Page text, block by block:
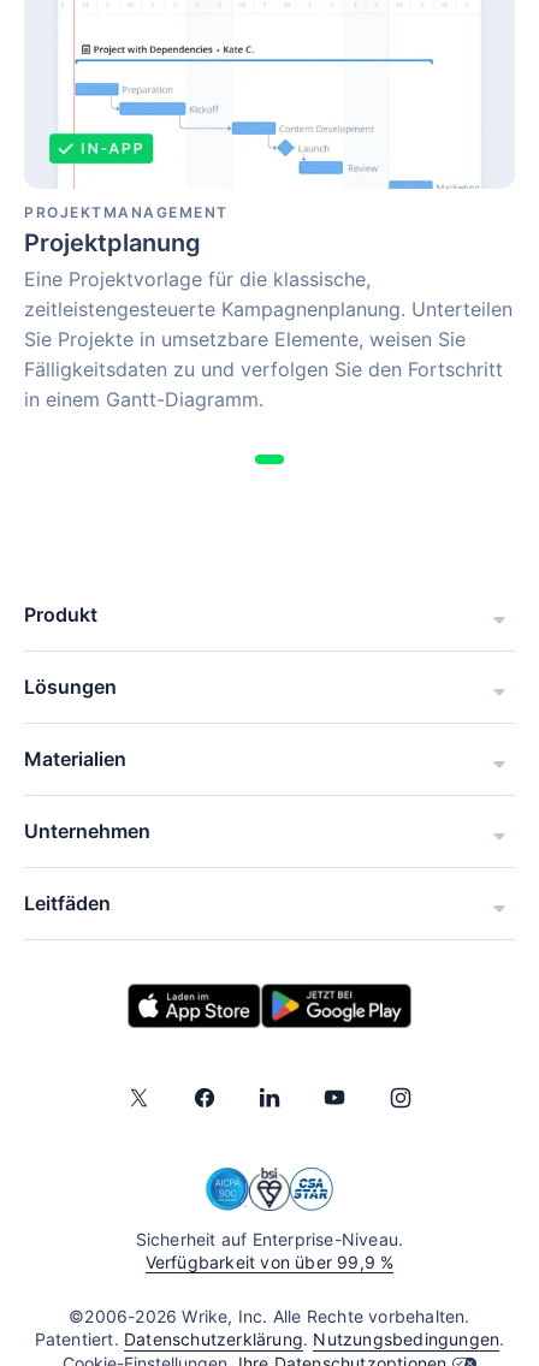
PROJEKTMANAGEMENT
Projektplanung
Eine Projektvorlage für die klassische,
zeitleistengesteuerte Kampagnenplanung. Unterteilen
Sie Projekte in umsetzbare Elemente, weisen Sie
Fälligkeitsdaten zu und verfolgen Sie den Fortschritt
in einem Gantt-Diagramm.
Produkt
Lösungen
Materialien
Unternehmen
Leitfäden
Sicherheit auf Enterprise-Niveau.
Verfügbarkeit von über 99,9 %
©2006-2026 Wrike, Inc. Alle Rechte vorbehalten.
Patentiert. Datenschutzerklärung. Nutzungsbedingungen.